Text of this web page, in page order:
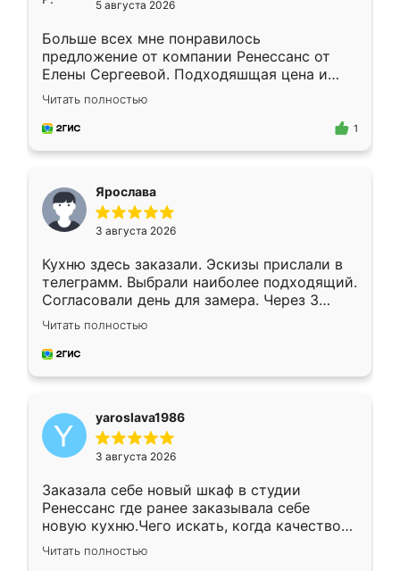
5 августа 2026
Больше всех мне понравилось
предложение от компании Ренессанс от
Елены Сергеевой. Подходяшщая цена и
короткие сроки изготовления. Приехавший
для замера сотрудник Владислав
предложил по моему эскизу самый
Читать полностью
1
Ярослава
3 августа 2026
Кухню здесь заказали. Эскизы прислали в
телеграмм. Выбрали наиболее подходящий.
Согласовали день для замера. Через 3
недели кухня была уже готова. Остались
довольны работой. Спасибо Ренессанс
мебель за качественную работу!
Читать полностью
yaroslava1986
3 августа 2026
Заказала себе новый шкаф в студии
Ренессанс где ранее заказывала себе
новую кухню.Чего искать, когда качеством
вполне довольна. Служит кухня уже почти
два года, нареканий нет.
Читать полностью